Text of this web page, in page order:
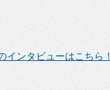
インタビューはこちら！